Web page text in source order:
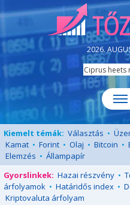
2026.
Kiemelt témák: Választás •
Kamat • Forint • Olaj • Bitcoin •
Elemzés • Állampapír
Gyorslinkek: Hazai részvény •
árfolyamok • Határidős index •
Kriptovaluta árfolyam